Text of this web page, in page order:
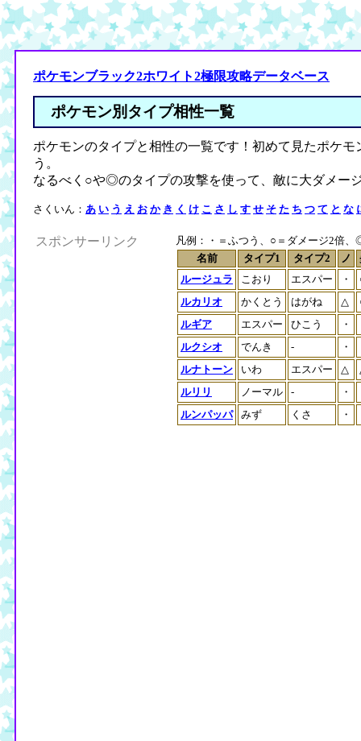
ポケモンブラック2ホワイト2極限攻略データベース
ポケモン別タイプ相性一覧
ポケモンのタイプと相性の一覧です！初めて見たポケ
う。
なるべく○や◎のタイプの攻撃を使って、敵に大ダメー
さくいん： あ い う え お か き く け こ さ し す せ そ た ち つ て と な
スポンサーリンク
凡例：・＝ふつう、○＝ダメージ2倍
名前
タイプ1 タイプ2 ノ
ルージュラ
こおり エスパー ・
ルカリオ
かくとう はがね △
ルギア
エスパー ひこう ・
ルクシオ
でんき - ・
ルナトーン
いわ エスパー △
ルリリ
ノーマル - ・
ルンパッパ
みず くさ ・